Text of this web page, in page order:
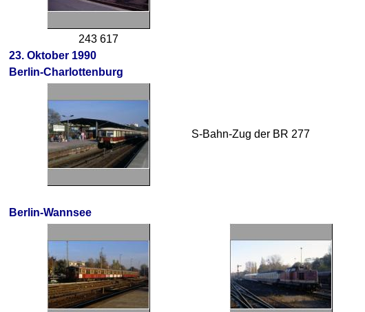
243 617
23. Oktober 1990
Berlin-Charlottenburg
S-Bahn-Zug der BR 277
Berlin-Wannsee